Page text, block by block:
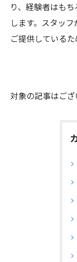
り、経験者はも
します。スタッ
ご提供している
対象の記事はご